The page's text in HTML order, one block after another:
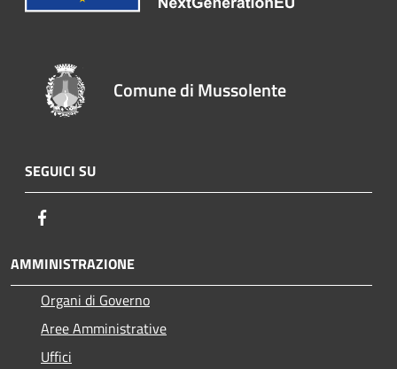
Comune di Mussolente
SEGUICI SU
AMMINISTRAZIONE
Organi di Governo
Aree Amministrative
Uffici